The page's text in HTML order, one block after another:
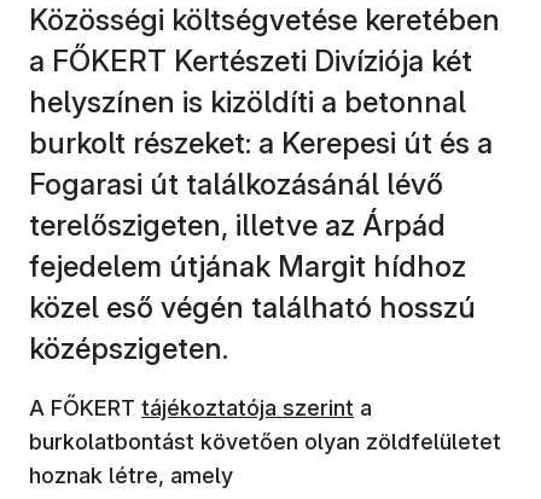
Közösségi költségvetése keretében
a FŐKERT Kertészeti Divíziója két
helyszínen is kizöldíti a betonnal
burkolt részeket: a Kerepesi út és a
Fogarasi út találkozásánál lévő
terelőszigeten, illetve az Árpád
fejedelem útjának Margit hídhoz
közel eső végén található hosszú
középszigeten.
A FŐKERT (új ablakban nyílik meg)
tájékoztatója szerint a
burkolatbontást követően olyan zöldfelületet
hoznak létre, amely